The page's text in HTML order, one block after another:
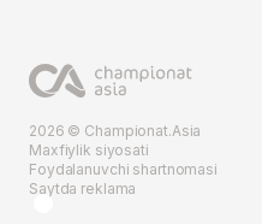
2026 © Championat.Asia
Maxfiylik siyosati
Foydalanuvchi shartnomasi
Saytda reklama